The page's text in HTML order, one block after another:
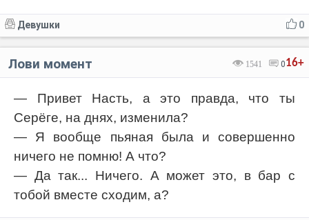
0
Девушки
16+
1541 0
Лови момент
— Привет Насть, а это правда, что ты
Серёге, на днях, изменила?
— Я вообще пьяная была и совершенно
ничего не помню! А что?
— Да так... Ничего. А может это, в бар с
тобой вместе сходим, а?